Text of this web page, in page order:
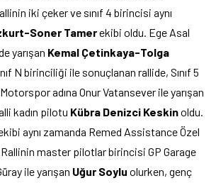
iki çeker ve sınıf 4 birincisi aynı
Soner Tamerekibi oldu. Ege Asal
yarışan Kemal Çetinkaya-Tolga
N birinciliği ile sonuçlanan rallide, Sınıf 5
adına Onur Vatansever ile yarışan
kadın pilotu Kübra Denizci Keskinoldu.
aynı zamanda Remed Assistance Özel
Rallinin master pilotlar birincisi GP Garage
ile yarışan Uğur Soylu olurken, genç